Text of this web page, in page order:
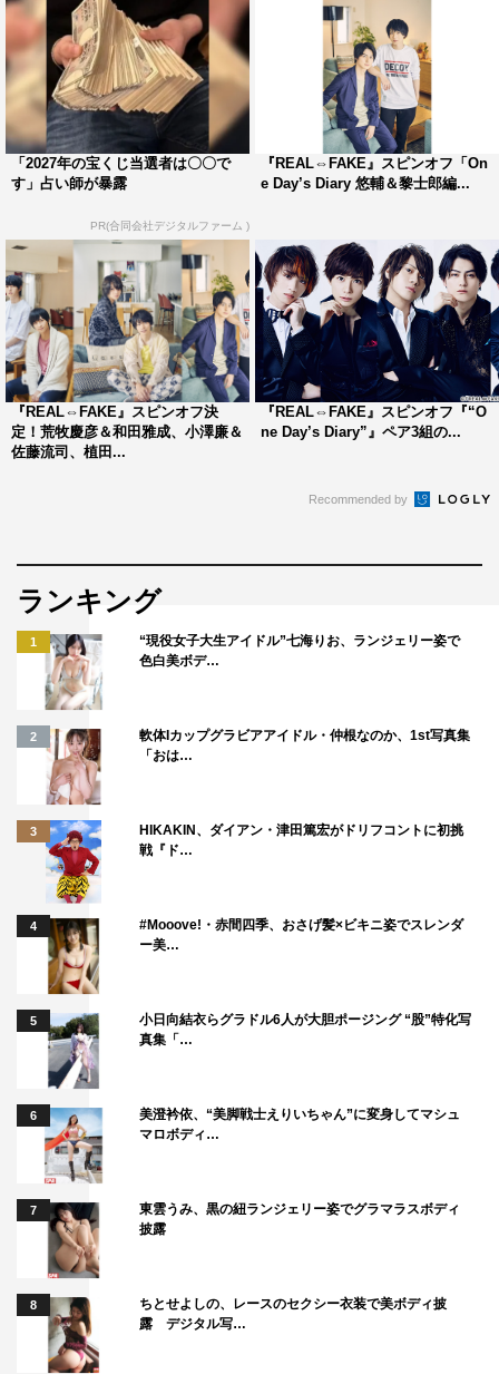
される。
リリース情報
『REAL⇔FAKE』スピンオフドラマ「One Day’s Diary
凪沙＆征行編」Blu-ray・DVD
発売日：2021年1月22日（金）
初回限定版：各6,380円（税込）
通常版：各5,280円（税込）
第1弾：“One Day’s Diary”
放送チャンネル：CS放送「TBSチャンネル2 名作ドラ
マ・スポーツ・アニメ」
ホームページURL：https://www.tbs.co.jp/tbs-
ch/special/realfake/
制作プロダクション：要堂
製作：「REAL⇔FAKE」製作委員会・MBS
ドラマ公式Twitter：@REALFAKE_info
ドラマ公式サイト：
https://realfake-official.com/
©「REAL⇔FAKE」製作委員会・MBS
佐藤流司
松村龍之介 植田圭輔 荒牧慶彦
「2027年の宝くじ当選者は〇〇で
す」占い師が暴露
PR(合同会社デジタルファーム )
『REAL⇔FAKE』スピンオフ「On
e Day’s Diary 悠輔＆黎士郎編...
『REAL⇔FAKE』スピンオフ決
定！荒牧慶彦＆和田雅成、小澤廉＆
佐藤流司、植田...
『REAL⇔FAKE』スピンオフ『“O
ne Day’s Diary”』ペア3組の...
Recommended by
ランキング
1
“現役女子大生アイドル”七海りお、ランジェリー姿で
色白美ボデ…
2
軟体Iカップグラビアアイドル・仲根なのか、1st写真集
「おは…
3
HIKAKIN、ダイアン・津田篤宏がドリフコントに初挑
戦『ド…
4
#Mooove!・赤間四季、おさげ髪×ビキニ姿でスレンダ
ー美…
5
小日向結衣らグラドル6人が大胆ポージング “股”特化写
真集「…
6
美澄衿依、“美脚戦士えりいちゃん”に変身してマシュ
マロボディ…
7
東雲うみ、黒の紐ランジェリー姿でグラマラスボディ
披露
8
ちとせよしの、レースのセクシー衣装で美ボディ披
露 デジタル写…